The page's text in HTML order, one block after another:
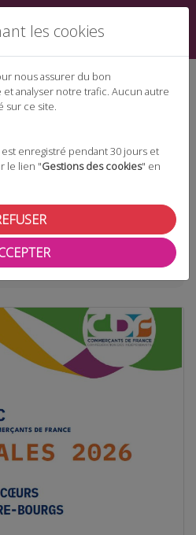
2026
les cookies
nous assurer du bon
analyser notre trafic. Aucun autre
sur ce site.
enregistré pendant 30 jours et
le lien "Gestions des cookies" en